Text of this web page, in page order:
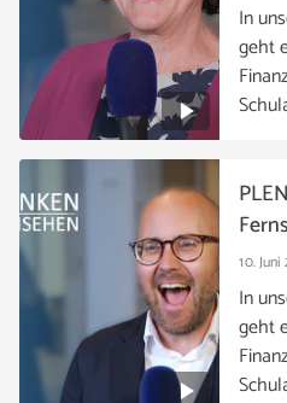
In
geht
10.
In
geht